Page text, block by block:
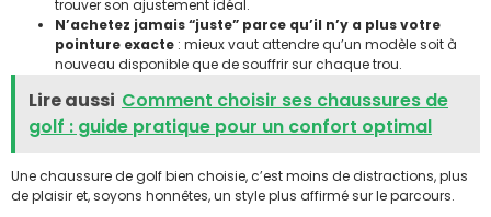
trouver son ajustement idéal.
N’achetez jamais “juste” parce qu’il n’y a plus votre
pointure exacte : mieux vaut attendre qu’un modèle soit à
nouveau disponible que de souffrir sur chaque trou.
Lire aussi Comment choisir ses chaussures de
golf : guide pratique pour un confort optimal
Une chaussure de golf bien choisie, c’est moins de distractions, plus
de plaisir et, soyons honnêtes, un style plus affirmé sur le parcours.